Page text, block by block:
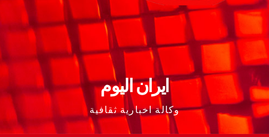
ايران اليوم
وكالة اخبارية ثقافية